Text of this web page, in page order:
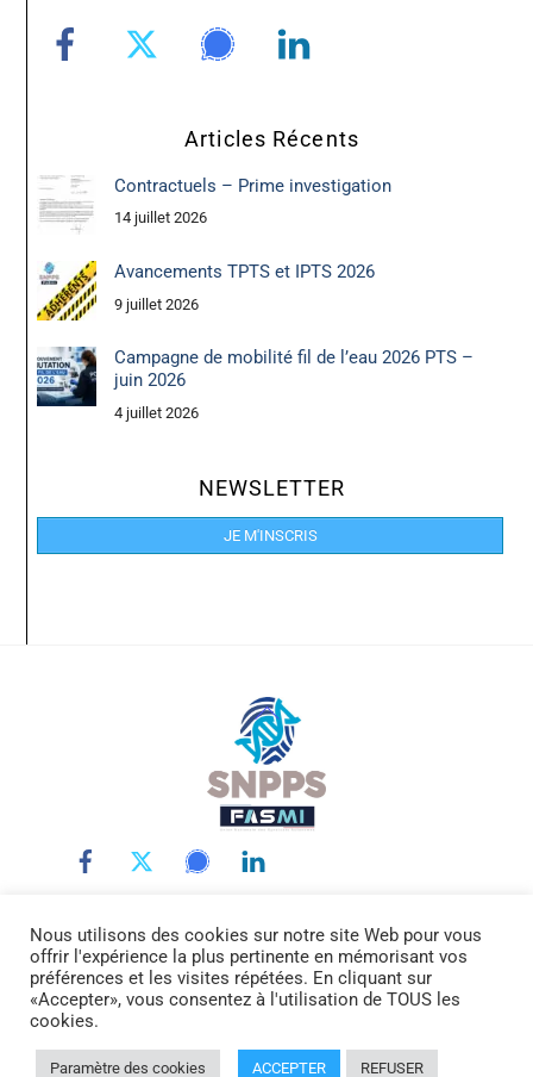
Articles Récents
Contractuels – Prime investigation
14 juillet 2026
Avancements TPTS et IPTS 2026
9 juillet 2026
Campagne de mobilité fil de l’eau 2026 PTS –
juin 2026
4 juillet 2026
NEWSLETTER
JE M'INSCRIS
Back
To
Top
LE SNPPS INTERLOCUTEURS LA POLICE SCIENTIFIQUE
LA FASMI RÉMUNÉRATIONS ACTUALITÉ DOCUMENTATION
CONTACTEZ-NOUS
© SNPPS.FR -Mentions légales
Nous utilisons des cookies sur notre site Web pour vous
offrir l'expérience la plus pertinente en mémorisant vos
préférences et les visites répétées. En cliquant sur
«Accepter», vous consentez à l'utilisation de TOUS les
cookies.
Paramètre des cookies ACCEPTER REFUSER